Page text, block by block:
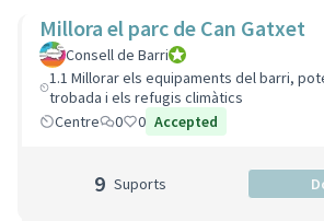
Millora el parc de Can Gatxet
Consell de BarriConsell de Barri
1.1 Millorar els equipaments del barri,
trobada i els refugis climàtics
Centre
0 0 Accepted
9 Suports